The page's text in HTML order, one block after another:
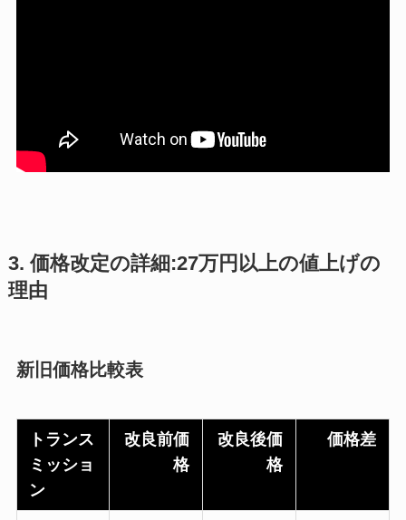
3. 価格改定の詳細:27万円以上の値上げの
理由
新旧価格比較表
トランス
ミッショ
ン
改良前価
格
改良後価
格
価格差